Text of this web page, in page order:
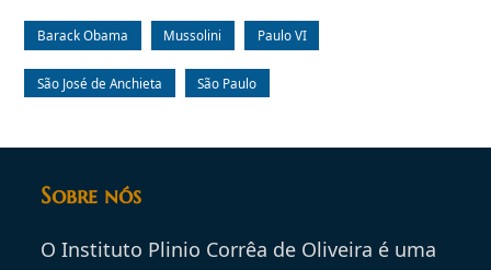
Barack Obama Mussolini Paulo VI
São José de Anchieta São Paulo
Sobre nós
O Instituto Plinio Corrêa de Oliveira é uma